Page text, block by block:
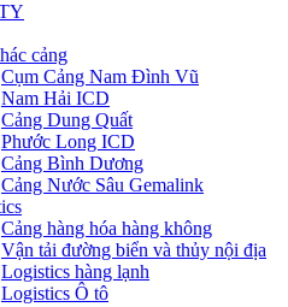
cảng
Cụm Cảng Nam Đình Vũ
Nam Hải ICD
Cảng Dung Quất
Phước Long ICD
Cảng Bình Dương
Cảng Nước Sâu Gemalink
Cảng hàng hóa hàng không
Vận tải đường biển và thủy nội địa
Logistics hàng lạnh
Logistics Ô tô